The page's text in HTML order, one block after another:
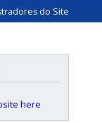
do Site
here